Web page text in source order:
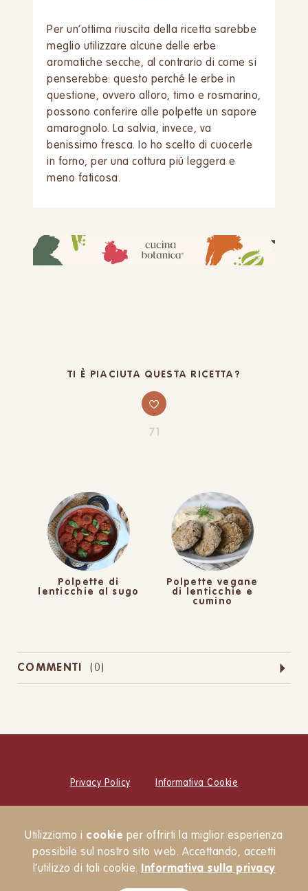
Utilizziamo i cookie per offrirti la miglior esperienza
possibile sul nostro sito web. Accettando, accetti
l’utilizzo di tali cookie. Informativa sulla privacy
Per un’ottima riuscita della ricetta sarebbe
meglio utilizzare alcune delle erbe
aromatiche secche, al contrario di come si
penserebbe: questo perché le erbe in
questione, ovvero alloro, timo e rosmarino,
possono conferire alle polpette un sapore
amarognolo. La salvia, invece, va
benissimo fresca. Io ho scelto di cuocerle
in forno, per una cottura più leggera e
meno faticosa.
TI È PIACIUTA QUESTA RICETTA?
71
Polpette di
lenticchie al sugo
Polpette vegane
di lenticchie e
cumino
COMMENTI (0)
Privacy Policy Informativa Cookie
Newsletter